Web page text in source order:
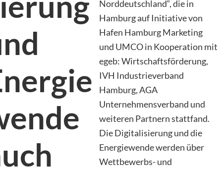
Norddeutschland“, die in
Hamburg auf Initiative von
Hafen Hamburg Marketing
und UMCO in Kooperation mit
egeb: Wirtschaftsförderung,
IVH Industrieverband
Hamburg, AGA
Unternehmensverband und
weiteren Partnern stattfand.
Die Digitalisierung und die
Energiewende werden über
Wettbewerbs- und